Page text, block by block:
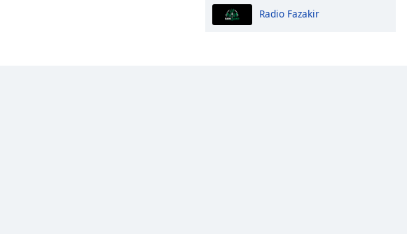
Radio Fazakir